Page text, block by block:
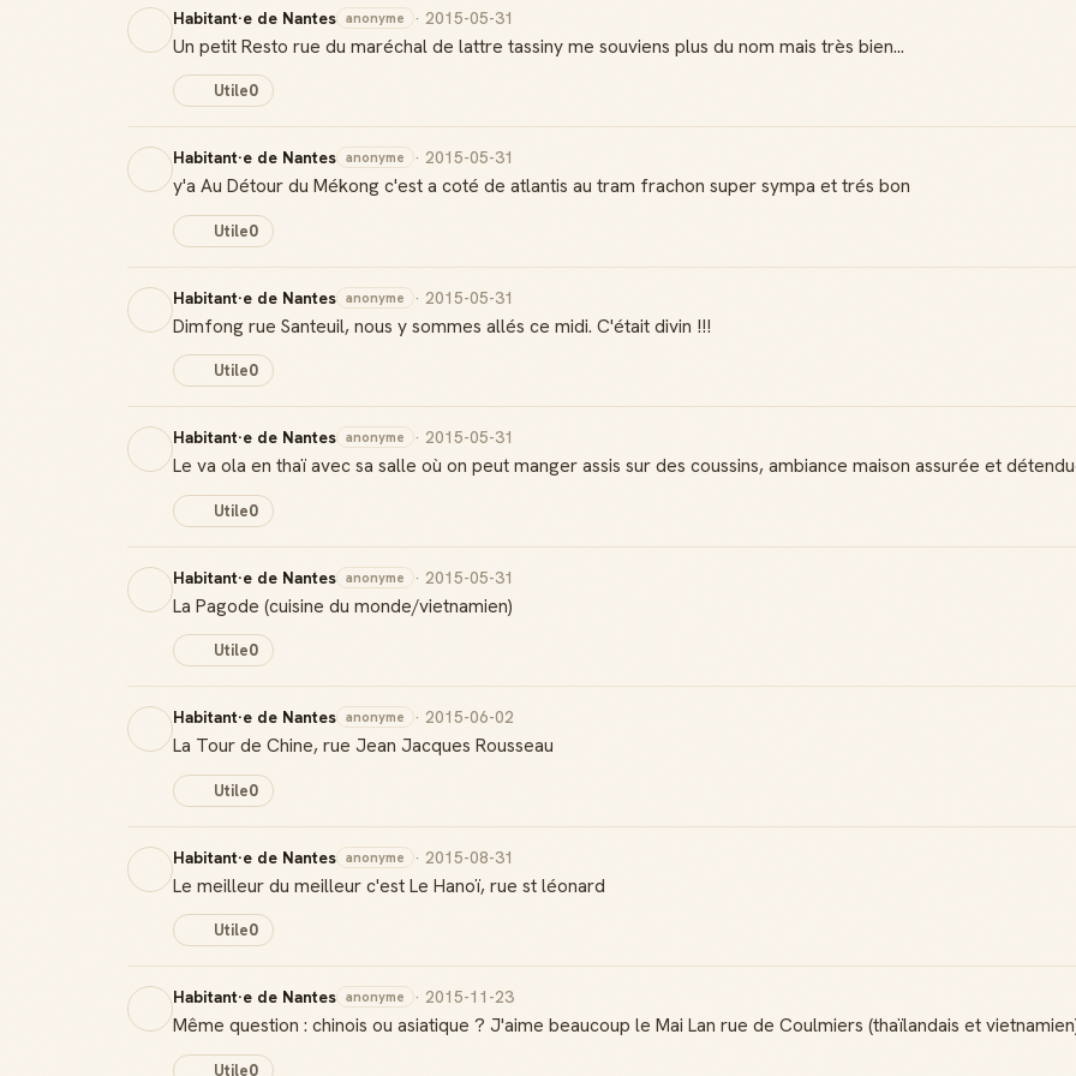
Habitant·e de Nantes anonyme · 2015-05-31
Un petit Resto rue du maréchal de lattre tassiny me souviens plus du nom mais très bien...
Utile0
Habitant·e de Nantes anonyme · 2015-05-31
y'a Au Détour du Mékong c'est a coté de atlantis au tram frachon super sympa et trés bon
Utile0
Habitant·e de Nantes anonyme · 2015-05-31
Dimfong rue Santeuil, nous y sommes allés ce midi. C'était divin !!!
Utile0
Habitant·e de Nantes anonyme · 2015-05-31
Le va ola en thaï avec sa salle où on peut manger assis sur des coussins, ambiance maison assurée et
Utile0
Habitant·e de Nantes anonyme · 2015-05-31
La Pagode (cuisine du monde/vietnamien)
Utile0
Habitant·e de Nantes anonyme · 2015-06-02
La Tour de Chine, rue Jean Jacques Rousseau
Utile0
Habitant·e de Nantes anonyme · 2015-08-31
Le meilleur du meilleur c'est Le Hanoï, rue st léonard
Utile0
Habitant·e de Nantes anonyme · 2015-11-23
Même question : chinois ou asiatique ? J'aime beaucoup le Mai Lan rue de Coulmiers (thaïlandais et
Utile0